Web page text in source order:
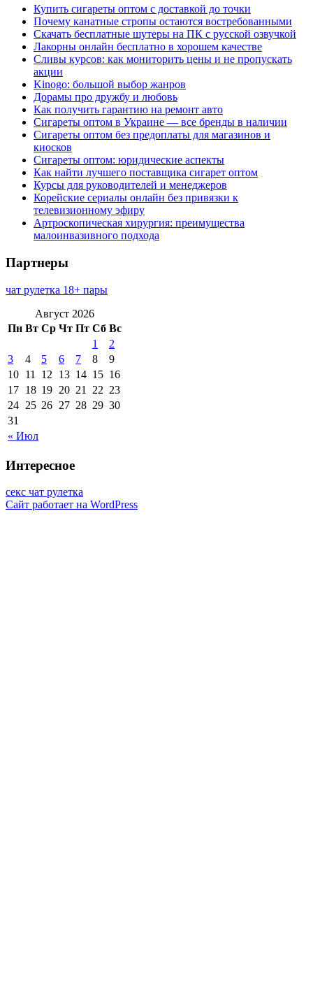
Купить сигареты оптом с доставкой до точки
Почему канатные стропы остаются востребованными
Скачать бесплатные шутеры на ПК с русской озвучкой
Лакорны онлайн бесплатно в хорошем качестве
Сливы курсов: как мониторить цены и не пропускать
акции
Kinogo: большой выбор жанров
Дорамы про дружбу и любовь
Как получить гарантию на ремонт авто
Сигареты оптом в Украине — все бренды в наличии
Сигареты оптом без предоплаты для магазинов и
киосков
Сигареты оптом: юридические аспекты
Как найти лучшего поставщика сигарет оптом
Курсы для руководителей и менеджеров
Корейские сериалы онлайн без привязки к
телевизионному эфиру
Артроскопическая хирургия: преимущества
малоинвазивного подхода
Партнеры
чат рулетка 18+ пары
Август 2026
Пн Вт Ср Чт Пт Сб Вс
« Июл
1
2
3
4 5 6 7 8
9
10 11 12 13 14 15 16
17 18 19 20 21 22 23
24 25 26 27 28 29 30
31
Интересное
секс чат рулетка
Сайт работает на WordPress